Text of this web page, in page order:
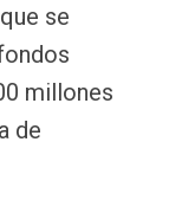
se
millones
de